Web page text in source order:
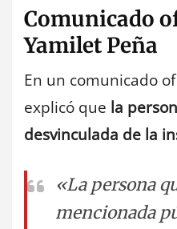
Comunicado
Yamilet Peña
En un comunicado
explicó que la
desvinculada de la
«La persona
mencionada